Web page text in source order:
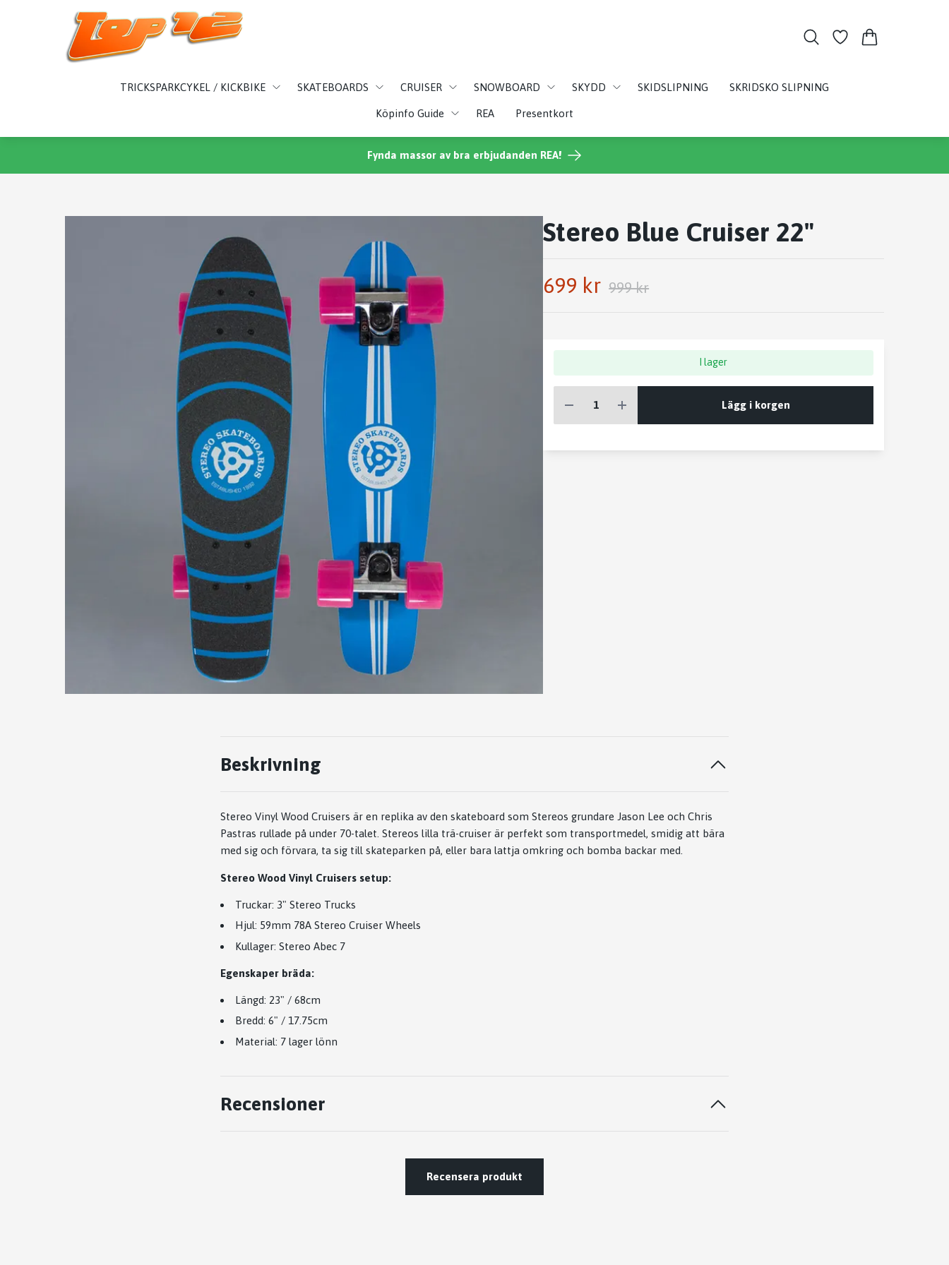
TRICKSPARKCYKEL / KICKBIKE SKATEBOARDS CRUISER SNOWBOARD SKYDD SKIDSLIPNING SKRIDSKO SLIPNING
Köpinfo Guide REA Presentkort
Fynda massor av bra erbjudanden REA!
Stereo Blue Cruiser 22"
699 kr 999 kr
I lager
Lägg i korgen
Beskrivning
Stereo Vinyl Wood Cruisers är en replika av den skateboard som Stereos grundare Jason Lee och Chris
Pastras rullade på under 70-talet. Stereos lilla trä-cruiser är perfekt som transportmedel, smidig att bära
med sig och förvara, ta sig till skateparken på, eller bara lattja omkring och bomba backar med.
Stereo Wood Vinyl Cruisers setup:
Truckar: 3" Stereo Trucks
Hjul: 59mm 78A Stereo Cruiser Wheels
Kullager: Stereo Abec 7
Egenskaper bräda:
Längd: 23" / 68cm
Bredd: 6" / 17.75cm
Material: 7 lager lönn
Recensioner
Recensera produkt